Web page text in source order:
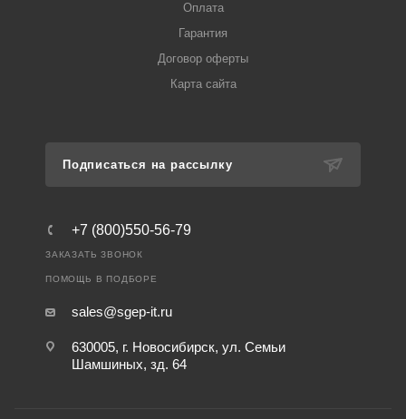
Оплата
Гарантия
Договор оферты
Карта сайта
Подписаться на рассылку
+7 (800)550-56-79
ЗАКАЗАТЬ ЗВОНОК
ПОМОЩЬ В ПОДБОРЕ
sales@sgep-it.ru
630005, г. Новосибирск, ул. Семьи
Шамшиных, зд. 64